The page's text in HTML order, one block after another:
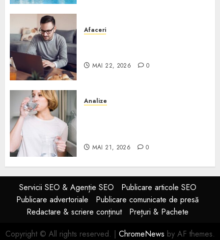
Afaceri
MAI 22, 2026 0
Analize
MAI 21, 2026 0
Servicii SEO & Agenție SEO
Publicare articole SEO
Publicare advertoriale
Publicare comunicate de presă
Redactare & scriere conținut
Prețuri & Pachete
Copyright © All rights reserved. | ChromeNews by AF themes.